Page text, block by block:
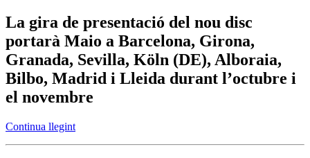
La gira de presentació del nou disc
portarà Maio a Barcelona, Girona,
Granada, Sevilla, Köln (DE), Alboraia,
Bilbo, Madrid i Lleida durant l’octubre i
el novembre
Continua llegint